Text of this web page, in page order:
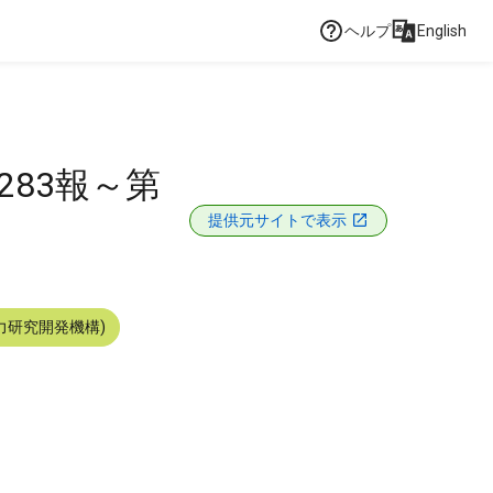
ヘルプ English
報～第
提供元サイトで表示
研究開発機構)